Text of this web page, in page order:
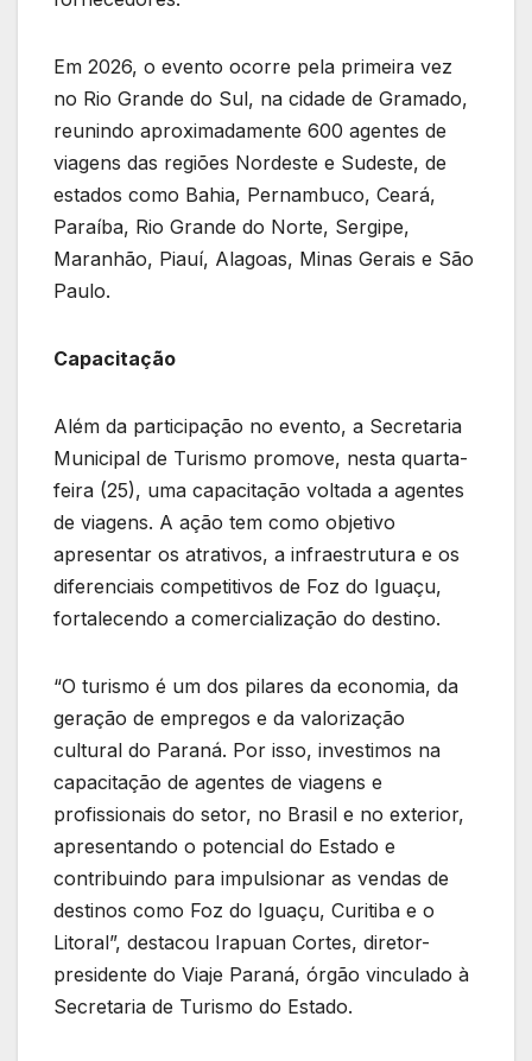
Em 2026, o evento ocorre pela primeira vez
no Rio Grande do Sul, na cidade de Gramado,
reunindo aproximadamente 600 agentes de
viagens das regiões Nordeste e Sudeste, de
estados como Bahia, Pernambuco, Ceará,
Paraíba, Rio Grande do Norte, Sergipe,
Maranhão, Piauí, Alagoas, Minas Gerais e São
Paulo.
Capacitação
Além da participação no evento, a Secretaria
Municipal de Turismo promove, nesta quarta-
feira (25), uma capacitação voltada a agentes
de viagens. A ação tem como objetivo
apresentar os atrativos, a infraestrutura e os
diferenciais competitivos de Foz do Iguaçu,
fortalecendo a comercialização do destino.
“O turismo é um dos pilares da economia, da
geração de empregos e da valorização
cultural do Paraná. Por isso, investimos na
capacitação de agentes de viagens e
profissionais do setor, no Brasil e no exterior,
apresentando o potencial do Estado e
contribuindo para impulsionar as vendas de
destinos como Foz do Iguaçu, Curitiba e o
Litoral”, destacou Irapuan Cortes, diretor-
presidente do Viaje Paraná, órgão vinculado à
Secretaria de Turismo do Estado.